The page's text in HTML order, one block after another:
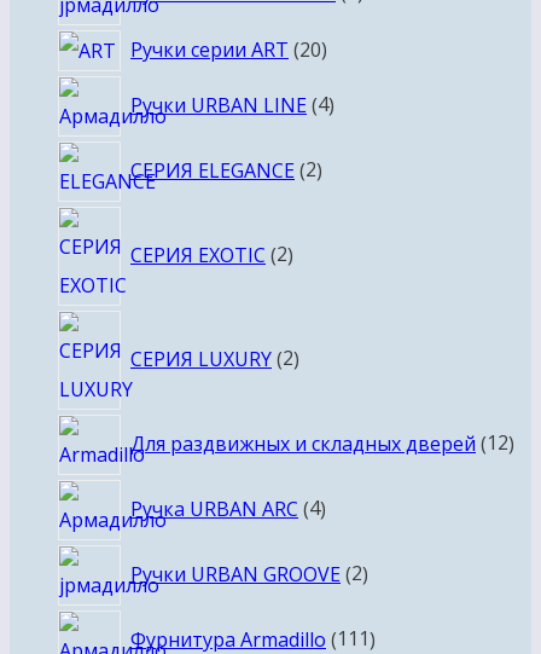
Ручки серии ART 2020
Ручки URBAN LINE 44
СЕРИЯ ELEGANCE 22
СЕРИЯ EXOTIC 2товара
СЕРИЯ LUXURY 2товара
Для раздвижных и складных дверей 1212
Ручка URBAN ARC 44
Ручки URBAN GROOVE 22
Фурнитура Armadillo 111111